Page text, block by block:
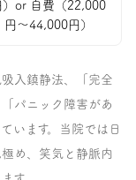
）or 自費（22,000
円〜44,000円）
入鎮静法、「完全
パニック障害があ
います。当院では日
め、笑気と静脈内